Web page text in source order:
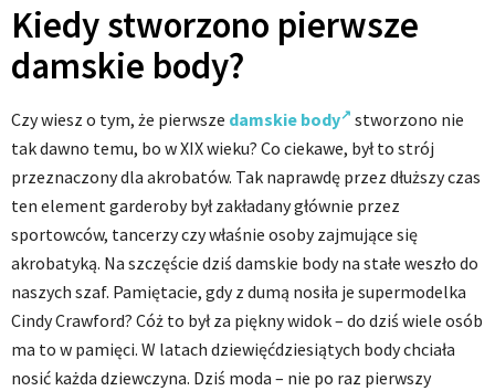
Kiedy stworzono pierwsze
damskie body?
Czy wiesz o tym, że pierwsze damskie body
stworzono nie
tak dawno temu, bo w XIX wieku? Co ciekawe, był to strój
przeznaczony dla akrobatów. Tak naprawdę przez dłuższy czas
ten element garderoby był zakładany głównie przez
sportowców, tancerzy czy właśnie osoby zajmujące się
akrobatyką. Na szczęście dziś damskie body na stałe weszło do
naszych szaf. Pamiętacie, gdy z dumą nosiła je supermodelka
Cindy Crawford? Cóż to był za piękny widok – do dziś wiele osób
ma to w pamięci. W latach dziewięćdziesiątych body chciała
nosić każda dziewczyna. Dziś moda – nie po raz pierwszy